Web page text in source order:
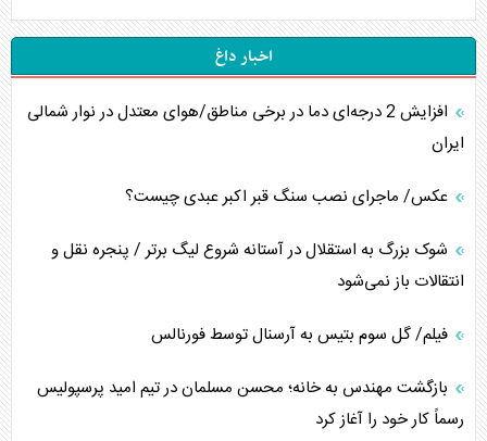
اخبار داغ
افزایش 2 درجه‌ای دما در برخی مناطق/هوای معتدل در نوار شمالی
ایران
عکس/ ماجرای نصب سنگ قبر اکبر عبدی چیست؟
شوک بزرگ به استقلال در آستانه شروع لیگ برتر / پنجره نقل و
انتقالات باز نمی‌شود
فیلم/ گل سوم بتیس به آرسنال توسط فورنالس
بازگشت مهندس به خانه؛ محسن مسلمان در تیم امید پرسپولیس
رسماً کار خود را آغاز کرد